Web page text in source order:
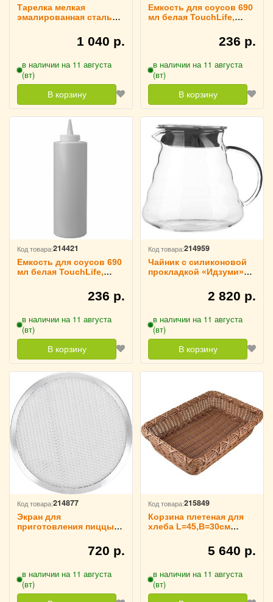
Тарелка мелкая
эмалированная сталь
1 040 р.
в наличии на 11 августа
(вт)
В корзину
Емкость для соусов 690
мл белая TouchLife,
236 р.
в наличии на 11 августа
(вт)
В корзину
Код товара:214421
Емкость для соусов 690
мл белая TouchLife,
236 р.
в наличии на 11 августа
(вт)
В корзину
Код товара:214959
Чайник с силиконовой
прокладкой «Идзуми»
TouchLife, 2131652 820 р.
в наличии на 11 августа
(вт)
В корзину
Код товара:214877
Экран для
приготовления пиццы
720 р.
в наличии на 11 августа
(вт)
Код товара:215849
Корзина плетеная для
хлеба L=45,B=30см
5 640 р.
в наличии на 11 августа
(вт)